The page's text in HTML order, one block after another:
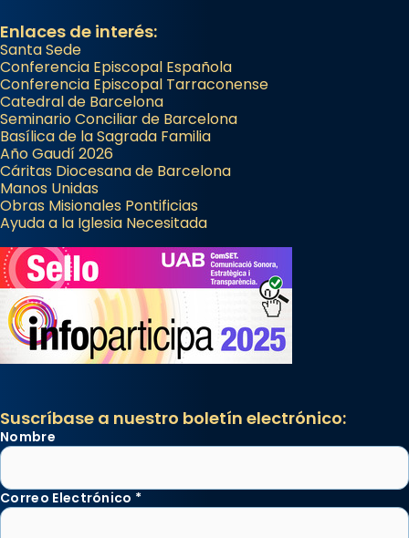
Share
Enlaces de interés:
Santa Sede
Conferencia Episcopal Española
Conferencia Episcopal Tarraconense
Catedral de Barcelona
Seminario Conciliar de Barcelona
Basílica de la Sagrada Familia
Año Gaudí 2026
Cáritas Diocesana de Barcelona
Manos Unidas
Obras Misionales Pontificias
Ayuda a la Iglesia Necesitada
Suscríbase a nuestro boletín electrónico:
Nombre
Correo Electrónico *